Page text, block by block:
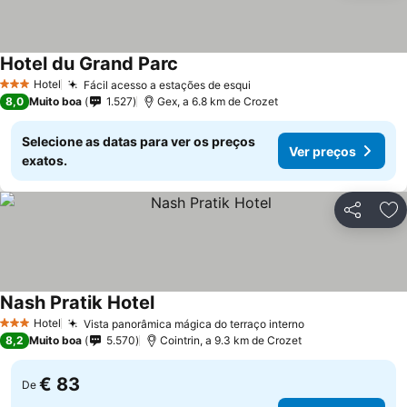
3 EstrelasHotel Fácil acesso a estações de esqui
Hotel du Grand Parc
8,0 Muito boa 1.527 Gex, a 6.8 km de Crozet
Selecione as datas para ver os preços
exatos.
Ver preços
Partilhar
3 EstrelasHotel Vista panorâmica mágica do terraço interno
Nash Pratik Hotel
8,2 Muito boa 5.570 Cointrin, a 9.3 km de Crozet
De € 83